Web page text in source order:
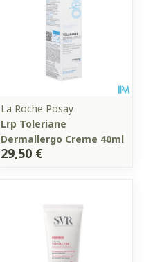
La Roche Posay
Lrp Toleriane
Dermallergo Creme 40ml
29,50 €